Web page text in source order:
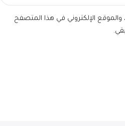
والموقع الإلكتروني في هذا المتصفح